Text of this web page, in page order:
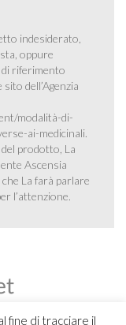
fine di tracciare il
indesiderato,
oppure
riferimento
dell’Agenzia
modalità-di-
ai-medicinali.
prodotto, La
Ascensia
La farà parlare
l’attenzione.